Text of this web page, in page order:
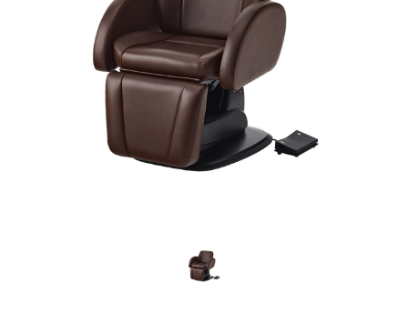
せ
せ